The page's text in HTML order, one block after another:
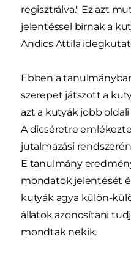
regisztrálva." Ez azt
jelentéssel bírnak a
Andics Attila
Ebben a
szerepet játszott a
azt a kutyák jobb
A dicséretre
jutalmazási
E tanulmány
mondatok jelentését
kutyák agya külön-
állatok azonosítani
mondtak nekik.